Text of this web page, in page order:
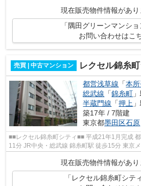
店 梶原病院 荒川四ツ木橋緑地
現在販売物件情報があり
「隅田グリーンマンシ
お問い合わせはこ
売買 | 中古マンション レクセル錦糸
都営浅草線 「本
総武線 「錦糸町
半蔵門線 「押上
築17年 / 7階建
東京都墨田区石原
■■レクセル錦糸町シティ■■ 平成21年1月完成 都営浅草線 本所吾妻橋駅 徒歩
11分 JR中央・総武線 錦糸町駅 徒歩15分 東京
15分 セコムによる24時間セキュ...
現在販売物件情報があり
「レクセル錦糸町シテ